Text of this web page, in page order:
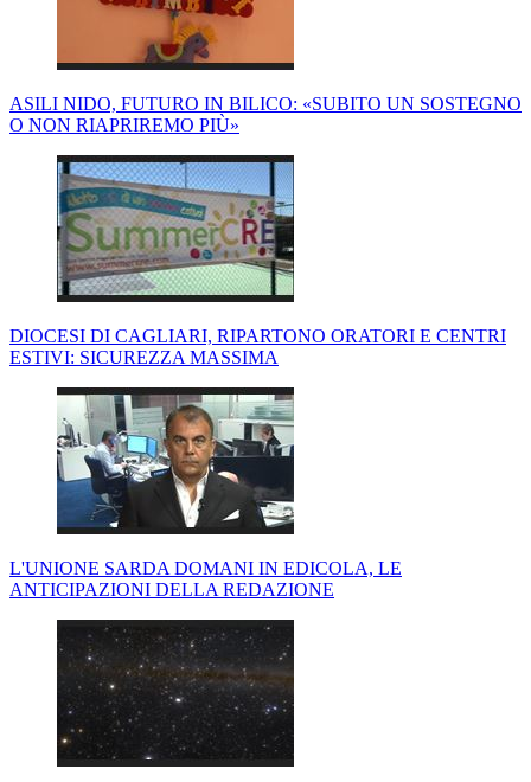
ASILI NIDO, FUTURO IN BILICO: «SUBITO UN SOSTEGNO
O NON RIAPRIREMO PIÙ»
DIOCESI DI CAGLIARI, RIPARTONO ORATORI E CENTRI
ESTIVI: SICUREZZA MASSIMA
L'UNIONE SARDA DOMANI IN EDICOLA, LE
ANTICIPAZIONI DELLA REDAZIONE